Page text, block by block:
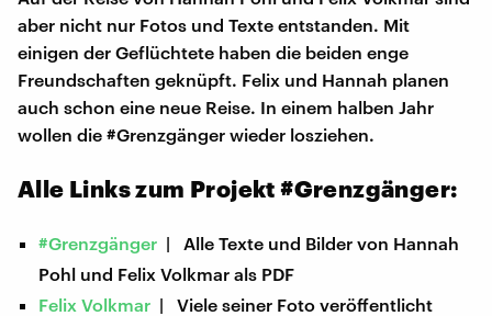
aber nicht nur Fotos und Texte entstanden. Mit
einigen der Geflüchtete haben die beiden enge
Freundschaften geknüpft. Felix und Hannah planen
auch schon eine neue Reise. In einem halben Jahr
wollen die #Grenzgänger wieder losziehen.
Alle Links zum Projekt #Grenzgänger:
#Grenzgänger | Alle Texte und Bilder von Hannah
Pohl und Felix Volkmar als PDF
Felix Volkmar | Viele seiner Foto veröffentlicht